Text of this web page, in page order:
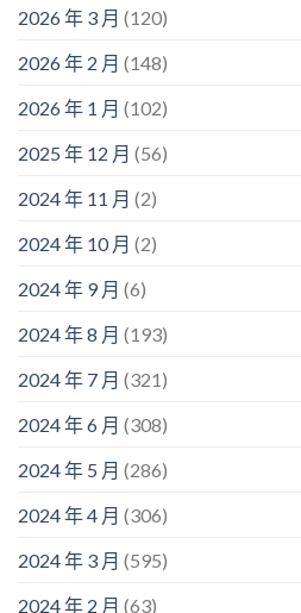
2026 年 3 月 (120)
2026 年 2 月 (148)
2026 年 1 月 (102)
2025 年 12 月 (56)
2024 年 11 月 (2)
2024 年 10 月 (2)
2024 年 9 月 (6)
2024 年 8 月 (193)
2024 年 7 月 (321)
2024 年 6 月 (308)
2024 年 5 月 (286)
2024 年 4 月 (306)
2024 年 3 月 (595)
2024 年 2 月 (63)